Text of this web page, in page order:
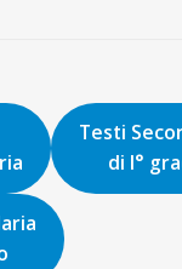
Testi
di I°